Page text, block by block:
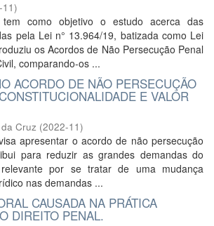
)
como objetivo o estudo acerca das
pela Lei n° 13.964/19, batizada como Lei
os Acordos de Não Persecução Penal
comparando-os ...
ACORDO DE NÃO PERSECUÇÃO
E VALOR
Cruz (2022-11)
apresentar o acordo de não persecução
para reduzir as grandes demandas do
por se tratar de uma mudança
nas demandas ...
CAUSADA NA PRÁTICA
DIREITO PENAL.